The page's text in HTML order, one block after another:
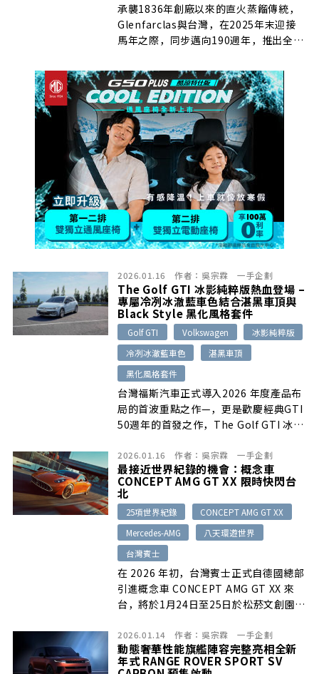
承襲1836年創廠以來的直火蒸餾傳統，
Glenfarclas與台灣，在2025年末迎接
馬年之際，同步邁向190週年，推出全新
酒款嚴選 2002 年入桶之雪莉桶單桶原酒
（桶號#3325），歷經23年熟成，於
2025年末裝瓶，獨獻台灣，全球限量僅
321瓶。
2026.01.16 作者： 吳宗霖 一手企劃
The Golf GTI 冰影純粹版熱血登場 –
專屬冷冽冰澈藍車色結合湛黑車頂與
Black Style 黑化風格套件
Golf GTI Volkswagen
冰影純粹版
冷冽冰澈藍車色
湛黑車頂
黑化風格套件
台灣福斯汽車正式導入2026 年度產品布
局的首波重點之作—，更是歡慶經典GTI
50週年的首發之作，The Golf GTI 冰影
搭配政府汰舊換新減徵貨物稅方案，僅需
1,378,000元起就能入手。
2026.01.16 作者： 吳宗霖 一手企劃
最接近世界紀錄的機會：概念車
CONCEPT AMG GT XX 限時快閃台
北
25項世界紀錄
CONCEPT AMG GT XX
Mercedes-AMG
八天環遊世界
台灣賓士
在 2026 年初，台灣賓士正式自德國總部
引進概念車 CONCEPT AMG GT XX 來
台，將於1月24日至25日於松菸文創園區
2026.01.14 作者： 吳宗霖 一手企劃
動態奢華性能旗艦陣容完整亮相全新
年式 RANGE ROVER SPORT SV